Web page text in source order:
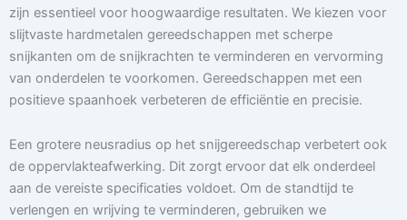
zijn essentieel voor hoogwaardige resultaten. We kiezen voor
slijtvaste hardmetalen gereedschappen met scherpe
snijkanten om de snijkrachten te verminderen en vervorming
van onderdelen te voorkomen. Gereedschappen met een
positieve spaanhoek verbeteren de efficiëntie en precisie.
Een grotere neusradius op het snijgereedschap verbetert ook
de oppervlakteafwerking. Dit zorgt ervoor dat elk onderdeel
aan de vereiste specificaties voldoet. Om de standtijd te
verlengen en wrijving te verminderen, gebruiken we